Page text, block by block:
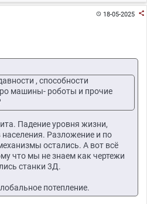
18-05-2025 
, способности
машины- роботы и прочие
Падение уровня жизни,
Разложение и по
остались. А вот всё
что мы не знаем как чертежи
станки 3Д.
потепление.